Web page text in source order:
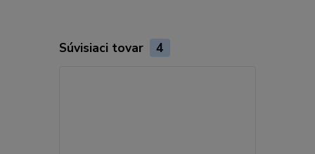
Súvisiaci tovar 4